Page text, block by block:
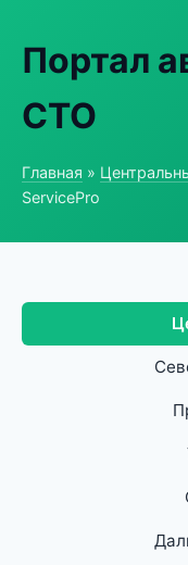
Портал
СТО
Главная »
ServicePro